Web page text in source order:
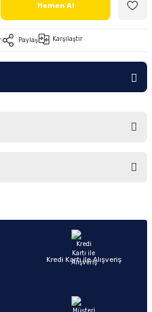
Hemen Al
Paylaş Karşılaştır
soru sorulmamış.
Kredi Kartı ile Alışveriş